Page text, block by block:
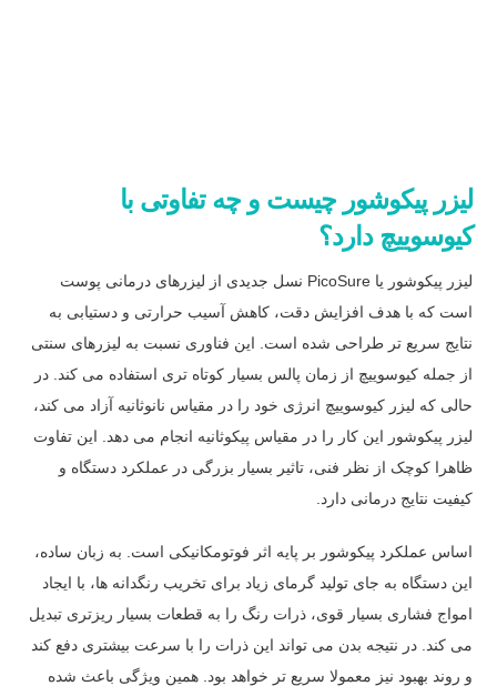
لیزر پیکوشور چیست و چه تفاوتی با
کیوسوییچ دارد؟
لیزر پیکوشور یا PicoSure نسل جدیدی از لیزرهای درمانی پوست
است که با هدف افزایش دقت، کاهش آسیب حرارتی و دستیابی به
نتایج سریع تر طراحی شده است. این فناوری نسبت به لیزرهای سنتی
از جمله کیوسوییچ از زمان پالس بسیار کوتاه تری استفاده می کند. در
حالی که لیزر کیوسوییچ انرژی خود را در مقیاس نانوثانیه آزاد می کند،
لیزر پیکوشور این کار را در مقیاس پیکوثانیه انجام می دهد. این تفاوت
ظاهرا کوچک از نظر فنی، تاثیر بسیار بزرگی در عملکرد دستگاه و
کیفیت نتایج درمانی دارد.
اساس عملکرد پیکوشور بر پایه اثر فوتومکانیکی است. به زبان ساده،
این دستگاه به جای تولید گرمای زیاد برای تخریب رنگدانه ها، با ایجاد
امواج فشاری بسیار قوی، ذرات رنگ را به قطعات بسیار ریزتری تبدیل
می کند. در نتیجه بدن می تواند این ذرات را با سرعت بیشتری دفع کند
و روند بهبود نیز معمولا سریع تر خواهد بود. همین ویژگی باعث شده